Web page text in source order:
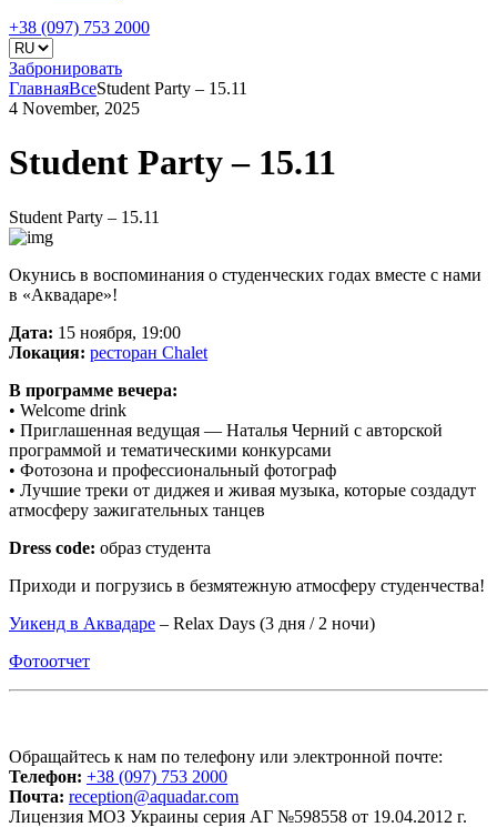
+38 (097) 753 2000
Забронировать
ГлавнаяВсеStudent Party – 15.11
4 November, 2025
Student Party – 15.11
Student Party – 15.11
Окунись в воспоминания о студенческих годах вместе с нами
в «Аквадаре»!
Дата: 15 ноября, 19:00
Локация: ресторан Chalet
В программе вечера:
• Welcome drink
• Приглашенная ведущая — Наталья Черний с авторской
программой и тематическими конкурсами
• Фотозона и профессиональный фотограф
• Лучшие треки от диджея и живая музыка, которые создадут
атмосферу зажигательных танцев
Dress code: образ студента
Приходи и погрузись в безмятежную атмосферу студенчества!
Уикенд в Аквадаре – Relax Days (3 дня / 2 ночи)
Фотоотчет
Обращайтесь к нам по телефону или электронной почте:
Телефон: +38 (097) 753 2000
Почта: reception@aquadar.com
Лицензия МОЗ Украины серия АГ №598558 от 19.04.2012 г.